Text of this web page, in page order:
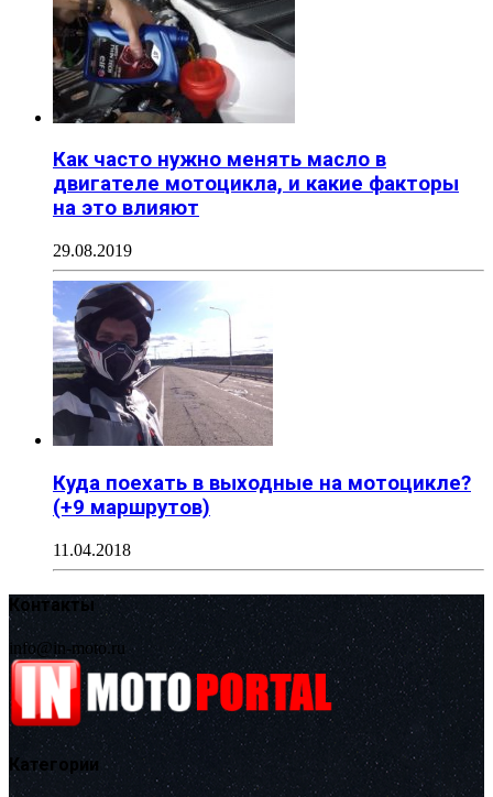
Как часто нужно менять масло в
двигателе мотоцикла, и какие факторы
на это влияют
29.08.2019
Куда поехать в выходные на мотоцикле?
(+9 маршрутов)
11.04.2018
Контакты
info@in-moto.ru
Категории